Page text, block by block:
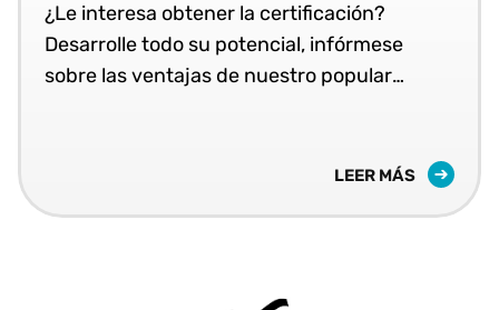
¿Le interesa obtener la certificación?
Desarrolle todo su potencial, infórmese
sobre las ventajas de nuestro popular
LEER MÁS